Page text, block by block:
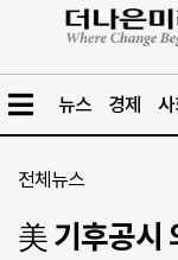
뉴스 경제 사
전체뉴스
美 기후공시